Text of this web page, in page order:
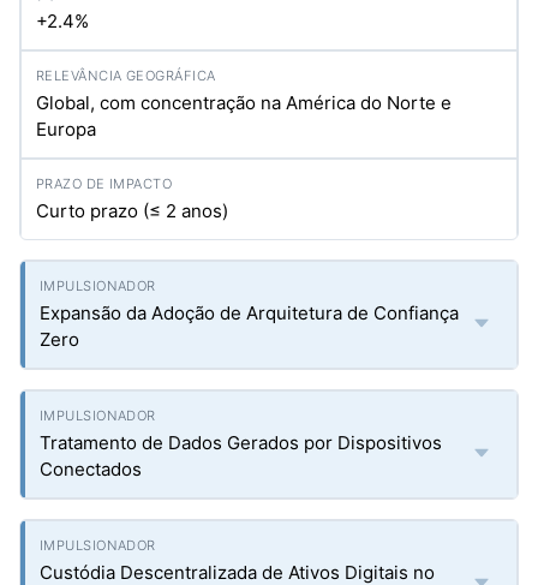
+2.4%
Global, com concentração na América do Norte e
Europa
Curto prazo (≤ 2 anos)
Expansão da Adoção de Arquitetura de Confiança
Zero
Tratamento de Dados Gerados por Dispositivos
Conectados
Custódia Descentralizada de Ativos Digitais no